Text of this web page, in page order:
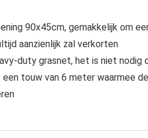
90x45cm, gemakkelijk om
aanzienlijk zal verkorten
duty grasnet, het is niet nodig
touw van 6 meter waarmee